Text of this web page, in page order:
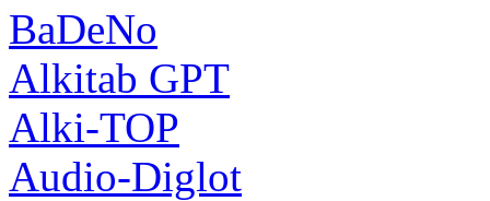
BaDeNo
Alkitab GPT
Alki-TOP
Audio-Diglot